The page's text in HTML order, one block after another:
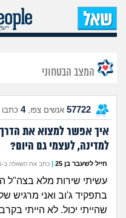
המצב הבטחוני
57722 אנשים צפו,4 כתבו
איך אפשר למצוא את
למדינה, לעצמי גם היום?
חייל לשעבר בן 25 | כתב את השאלה ב-11/08/25 בשעה 13:23
בתפקיד ג'וב ואני מרגיש